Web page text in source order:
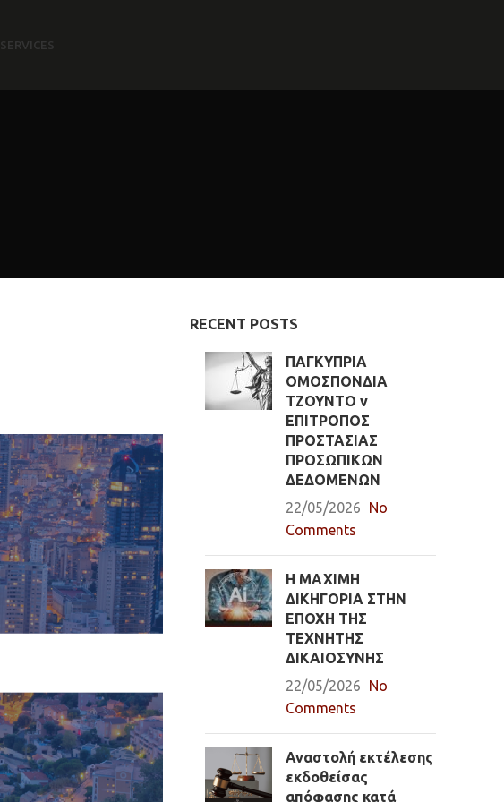
SERVICES
RECENT POSTS
ΠΑΓΚΥΠΡΙΑ
ΟΜΟΣΠΟΝΔΙΑ
ΤΖΟΥΝΤΟ v
ΕΠΙΤΡΟΠΟΣ
ΠΡΟΣΤΑΣΙΑΣ
ΠΡΟΣΩΠΙΚΩΝ
ΔΕΔΟΜΕΝΩΝ
22/05/2026
No
Comments
Η ΜΑΧΙΜΗ
ΔΙΚΗΓΟΡΙΑ ΣΤΗΝ
ΕΠΟΧΗ ΤΗΣ
ΤΕΧΝΗΤΗΣ
ΔΙΚΑΙΟΣΥΝΗΣ
22/05/2026
No
Comments
Αναστολή εκτέλεσης
εκδοθείσας
απόφασης κατά